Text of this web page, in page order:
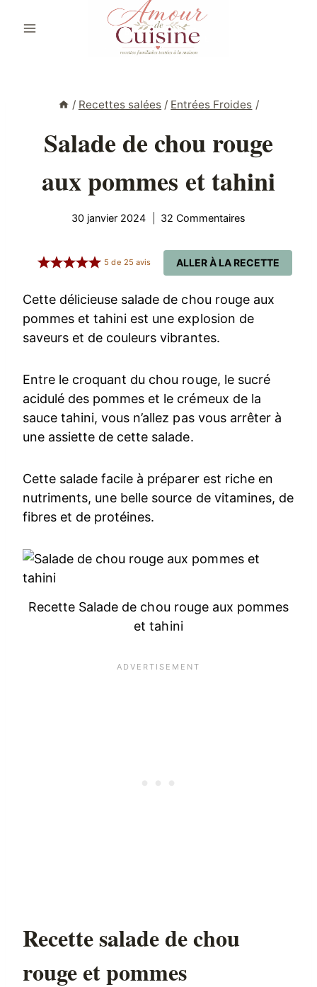
/ Recettes salées / Entrées Froides /
Salade de chou rouge
aux pommes et tahini
30 janvier 2024 32 Commentaires
ALLER À LA RECETTE
5 de 25 avis
Cette délicieuse salade de chou rouge aux
pommes et tahini est une explosion de
saveurs et de couleurs vibrantes.
Entre le croquant du chou rouge, le sucré
acidulé des pommes et le crémeux de la
sauce tahini, vous n’allez pas vous arrêter à
une assiette de cette salade.
Cette salade facile à préparer est riche en
nutriments, une belle source de vitamines, de
fibres et de protéines.
Recette Salade de chou rouge aux pommes
et tahini
Recette salade de chou
rouge et pommes